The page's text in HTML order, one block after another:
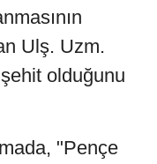
Ulş. Uzm.
olduğunu
"Pençe